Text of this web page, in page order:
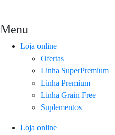
Menu
Loja online
Ofertas
Linha SuperPremium
Linha Premium
Linha Grain Free
Suplementos
Loja online